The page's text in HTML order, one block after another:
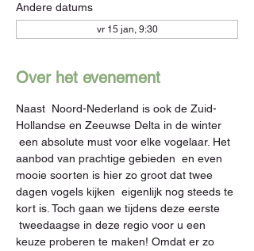
Andere datums
vr 15 jan, 9:30
Over het evenement
Naast  Noord-Nederland is ook de Zuid-
Hollandse en Zeeuwse Delta in de winter
een absolute must voor elke vogelaar. Het
aanbod van prachtige gebieden  en even
mooie soorten is hier zo groot dat twee
dagen vogels kijken  eigenlijk nog steeds te
kort is. Toch gaan we tijdens deze eerste
tweedaagse in deze regio voor u een
keuze proberen te maken! Omdat er zo